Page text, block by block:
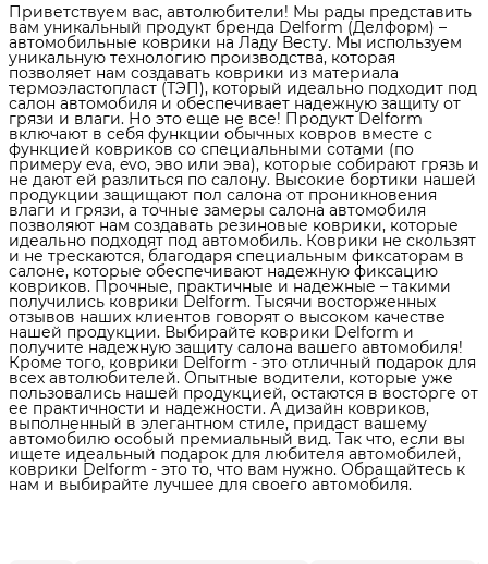
Приветствуем вас, автолюбители! Мы рады представить
вам уникальный продукт бренда Delform (Делформ) –
автомобильные коврики на Ладу Весту. Мы используем
уникальную технологию производства, которая
позволяет нам создавать коврики из материала
термоэластопласт (ТЭП), который идеально подходит под
салон автомобиля и обеспечивает надежную защиту от
грязи и влаги. Но это еще не все! Продукт Delform
включают в себя функции обычных ковров вместе с
функцией ковриков со специальными сотами (по
примеру eva, evo, эво или эва), которые собирают грязь и
не дают ей разлиться по салону. Высокие бортики нашей
продукции защищают пол салона от проникновения
влаги и грязи, а точные замеры салона автомобиля
позволяют нам создавать резиновые коврики, которые
идеально подходят под автомобиль. Коврики не скользят
и не трескаются, благодаря специальным фиксаторам в
салоне, которые обеспечивают надежную фиксацию
ковриков. Прочные, практичные и надежные – такими
получились коврики Delform. Тысячи восторженных
отзывов наших клиентов говорят о высоком качестве
нашей продукции. Выбирайте коврики Delform и
получите надежную защиту салона вашего автомобиля!
Кроме того, коврики Delform - это отличный подарок для
всех автолюбителей. Опытные водители, которые уже
пользовались нашей продукцией, остаются в восторге от
ее практичности и надежности. А дизайн ковриков,
выполненный в элегантном стиле, придаст вашему
автомобилю особый премиальный вид. Так что, если вы
ищете идеальный подарок для любителя автомобилей,
коврики Delform - это то, что вам нужно. Обращайтесь к
нам и выбирайте лучшее для своего автомобиля.